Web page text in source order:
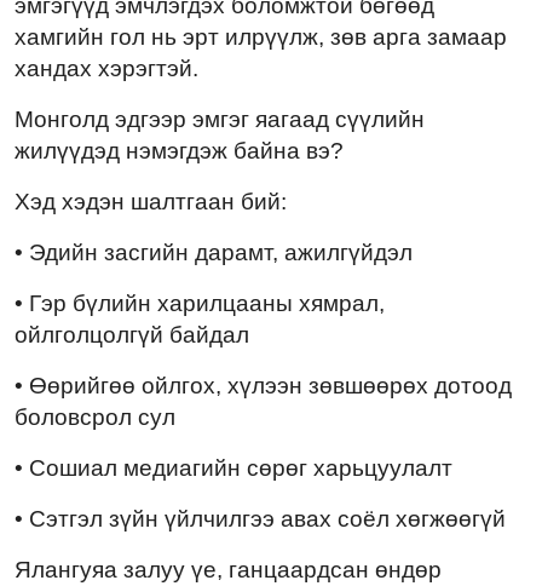
хамгийн гол нь эрт илрүүлж, зөв арга замаар
хандах хэрэгтэй.
Монголд эдгээр эмгэг яагаад сүүлийн
жилүүдэд нэмэгдэж байна вэ?
Хэд хэдэн шалтгаан бий:
• Эдийн засгийн дарамт, ажилгүйдэл
• Гэр бүлийн харилцааны хямрал,
ойлголцолгүй байдал
• Өөрийгөө ойлгох, хүлээн зөвшөөрөх дотоод
боловсрол сул
• Сошиал медиагийн сөрөг харьцуулалт
• Сэтгэл зүйн үйлчилгээ авах соёл хөгжөөгүй
Ялангуяа залуу үе, ганцаардсан өндөр